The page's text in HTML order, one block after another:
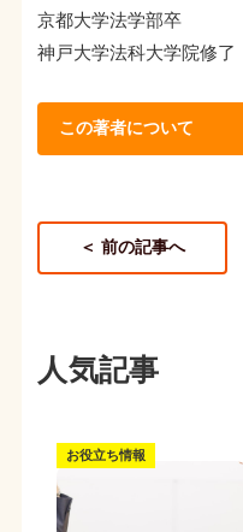
京都大学法学部卒
神戸大学法科大学院修了
この著者について
＜ 前の記事へ
人気記事
お役立ち情報